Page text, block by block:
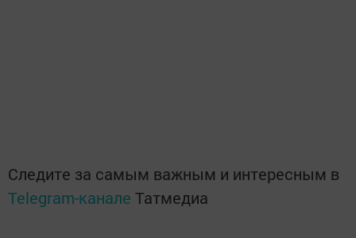
Следите за самым важным и интересным в
Telegram-канале Татмедиа